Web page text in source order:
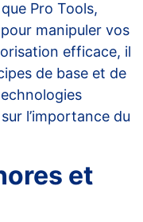
Pro Tools,
manipuler vos
efficace, il
de base et de
l’importance du
et